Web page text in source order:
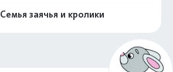
Семья заячья и кролики
Распечатать и скачать